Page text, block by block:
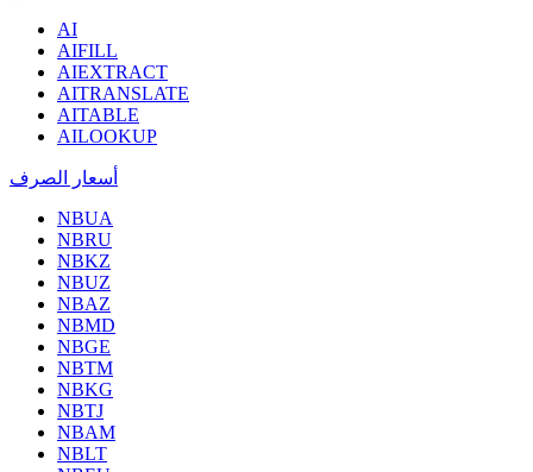
AI
AIFILL
AIEXTRACT
AITRANSLATE
AITABLE
AILOOKUP
أسعار الصرف
NBUA
NBRU
NBKZ
NBUZ
NBAZ
NBMD
NBGE
NBTM
NBKG
NBTJ
NBAM
NBLT